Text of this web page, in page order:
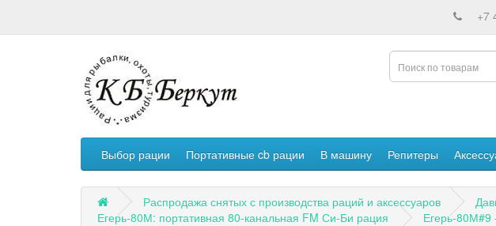
+7
Выбор рации Портативные cb рации В машину Репитеры
Распродажа снятых с производства раций и аксессуаров
Егерь-80М: портативная 80-канальная FM Си-Би рация
Егерь-